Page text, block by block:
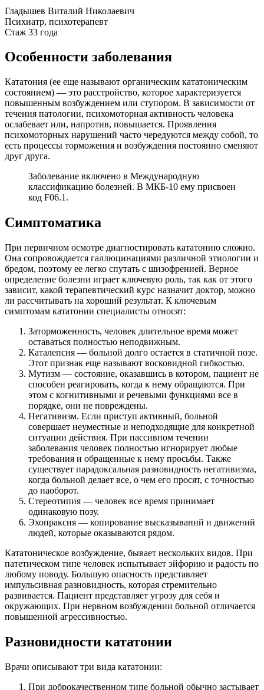
Гладышев Виталий Николаевич
Психиатр, психотерапевт
Стаж 33 года
Особенности заболевания
Кататония (ее еще называют органическим кататоническим
состоянием) — это расстройство, которое характеризуется
повышенным возбуждением или ступором. В зависимости от
течения патологии, психомоторная активность человека
ослабевает или, напротив, повышается. Проявления
психомоторных нарушений часто чередуются между собой, то
есть процессы торможения и возбуждения постоянно сменяют
друг друга.
Заболевание включено в Международную
классификацию болезней. В МКБ-10 ему присвоен
код F06.1.
Симптоматика
При первичном осмотре диагностировать кататонию сложно.
Она сопровождается галлюцинациями различной этиологии и
бредом, поэтому ее легко спутать с шизофренией. Верное
определение болезни играет ключевую роль, так как от этого
зависит, какой терапевтический курс назначит доктор, можно
ли рассчитывать на хороший результат. К ключевым
симптомам кататонии специалисты относят:
Заторможенность, человек длительное время может
оставаться полностью неподвижным.
Каталепсия — больной долго остается в статичной позе.
Этот признак еще называют восковидной гибкостью.
Мутизм — состояние, оказавшись в котором, пациент не
способен реагировать, когда к нему обращаются. При
этом с когнитивными и речевыми функциями все в
порядке, они не повреждены.
Негативизм. Если приступ активный, больной
совершает неуместные и неподходящие для конкретной
ситуации действия. При пассивном течении
заболевания человек полностью игнорирует любые
требования и обращенные к нему просьбы. Также
существует парадоксальная разновидность негативизма,
когда больной делает все, о чем его просят, с точностью
до наоборот.
Стереотипия — человек все время принимает
одинаковую позу.
Эхопраксия — копирование высказываний и движений
людей, которые оказываются рядом.
Кататоническое возбуждение, бывает нескольких видов. При
патетическом типе человек испытывает эйфорию и радость по
любому поводу. Большую опасность представляет
импульсивная разновидность, которая стремительно
развивается. Пациент представляет угрозу для себя и
окружающих. При нервном возбуждении больной отличается
повышенной агрессивностью.
Разновидности кататонии
Врачи описывают три вида кататонии:
При доброкачественном типе больной обычно застывает